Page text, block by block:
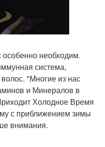
необходим.
система,
"Многие из нас
и Минералов в
Холодное Время
с приближением зимы
внимания.